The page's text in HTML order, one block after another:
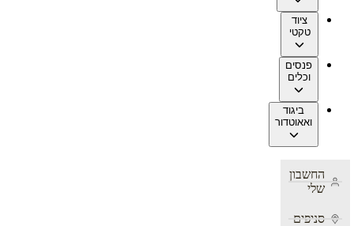
ציוד
טקטי
פנסים
וכלים
ביגוד
ואאוטדור
החשבון
שלי
סניפים